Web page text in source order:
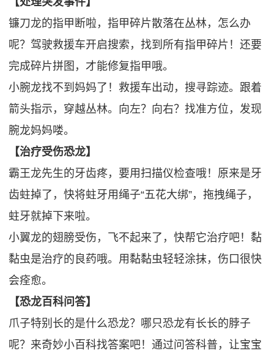
镰刀龙的指甲断啦，指甲碎片散落在丛林，怎么办
呢？驾驶救援车开启搜索，找到所有指甲碎片！还要
完成碎片拼图，才能修复指甲哦。
小腕龙找不到妈妈了！救援车出动，搜寻踪迹。跟着
箭头指示，穿越丛林。向左？向右？找准方位，发现
腕龙妈妈喽。
【治疗受伤恐龙】
霸王龙先生的牙齿疼，要用扫描仪检查哦！原来是牙
齿蛀掉了，快将蛀牙用绳子“五花大绑”，拖拽绳子，
蛀牙就掉下来啦。
小翼龙的翅膀受伤，飞不起来了，快帮它治疗吧！黏
黏虫是治疗的良药哦。用黏黏虫轻轻涂抹，伤口很快
会痊愈。
【恐龙百科问答】
爪子特别长的是什么恐龙？哪只恐龙有长长的脖子
呢？来奇妙小百科找答案吧！通过问答科普，让宝宝